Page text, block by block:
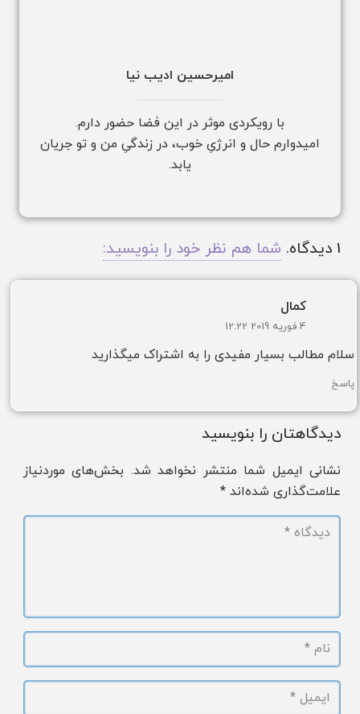
امیرحسین ادیب نیا
با رویکردی موثر در این فضا حضور دارم.
امیدوارم حال و انرژیِ خوب، در زندگیِ من و تو جریان
یابد.
1 دیدگاه. شما هم نظر خود را بنویسید:
کمال
4 فوریه 2019 12:22
سلام مطالب بسیار مفیدی را به اشتراک میگذارید
پاسخ
دیدگاهتان را بنویسید
نشانی ایمیل شما منتشر نخواهد شد. بخش‌های موردنیاز
علامت‌گذاری شده‌اند *